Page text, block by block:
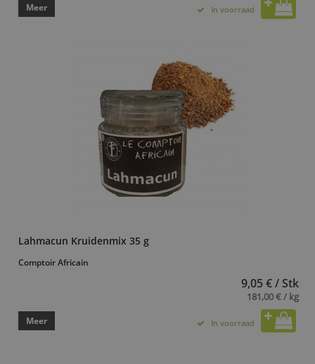
Meer In voorraad
Lahmacun Kruidenmix 35 g
Comptoir Africain
9,05 € / Stk
181,00 € / kg
Meer In voorraad